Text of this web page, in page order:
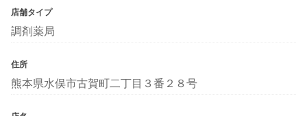
店舗タイプ
調剤薬局
住所
熊本県水俣市古賀町二丁目３番２８号